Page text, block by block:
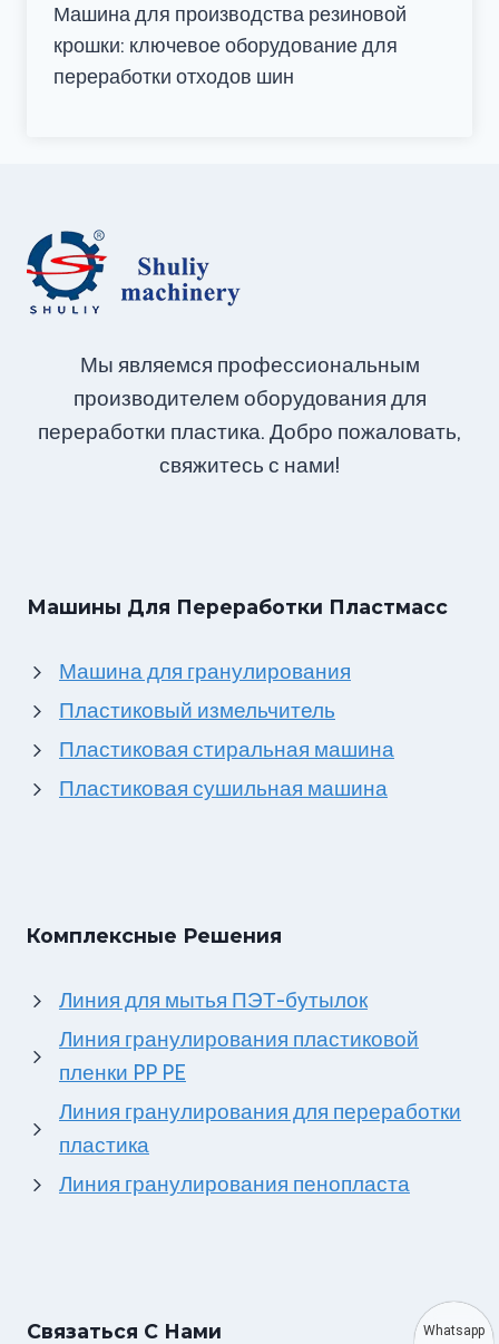
Машина для производства резиновой
крошки: ключевое оборудование для
переработки отходов шин
Мы являемся профессиональным
производителем оборудования для
переработки пластика. Добро пожаловать,
свяжитесь с нами!
Машины Для Переработки Пластмасс
Машина для гранулирования
Пластиковый измельчитель
Пластиковая стиральная машина
Пластиковая сушильная машина
Комплексные Решения
Линия для мытья ПЭТ-бутылок
Линия гранулирования пластиковой
пленки PP PE
Линия гранулирования для переработки
пластика
Линия гранулирования пенопласта
Связаться С Нами Whatsapp